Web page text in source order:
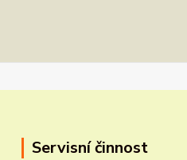
Servisní činnost